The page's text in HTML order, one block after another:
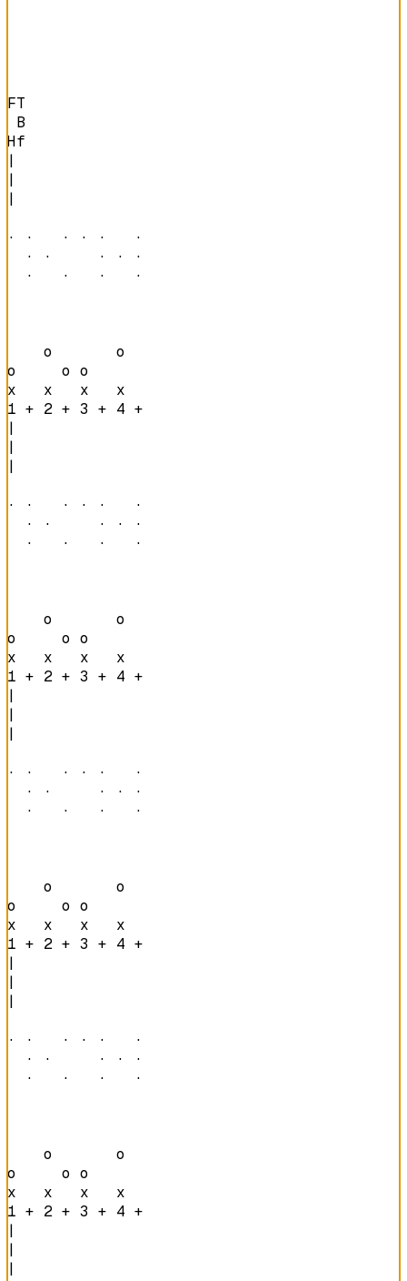
FT
B
Hf
|
|
|
· ·   · · ·   ·
  · ·     · · ·
  ·   ·   ·   ·
    o       o
o     o o
x   x   x   x
1 + 2 + 3 + 4 +
|
|
|
· ·   · · ·   ·
  · ·     · · ·
  ·   ·   ·   ·
    o       o
o     o o
x   x   x   x
1 + 2 + 3 + 4 +
|
|
|
· ·   · · ·   ·
  · ·     · · ·
  ·   ·   ·   ·
    o       o
o     o o
x   x   x   x
1 + 2 + 3 + 4 +
|
|
|
· ·   · · ·   ·
  · ·     · · ·
  ·   ·   ·   ·
    o       o
o     o o
x   x   x   x
1 + 2 + 3 + 4 +
|
|
|